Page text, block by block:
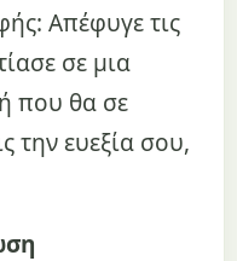
Απέφυγε τις
σε μια
που θα σε
την ευεξία σου,